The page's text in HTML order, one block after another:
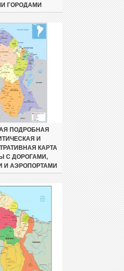
ГОРОДАМИ
ПОДРОБНАЯ
И
КАРТА
С ДОРОГАМИ,
И АЭРОПОРТАМИ